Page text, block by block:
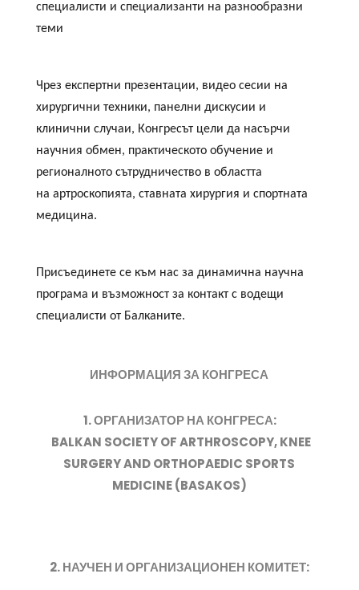
специалисти и специализанти на разнообразни
теми
Чрез експертни презентации, видео сесии на
хирургични техники, панелни дискусии и
клинични случаи, Конгресът цели да насърчи
научния обмен, практическото обучение и
регионалното сътрудничество в областта
на артроскопията, ставната хирургия и спортната
медицина.
Присъединете се към нас за динамична научна
програма и възможност за контакт с водещи
специалисти от Балканите.
ИНФОРМАЦИЯ ЗА КОНГРЕСА
1. ОРГАНИЗАТОР НА КОНГРЕСА:
BALKAN SOCIETY OF ARTHROSCOPY, KNEE
SURGERY AND ORTHOPAEDIC SPORTS
MEDICINE (BASAKOS)
2. НАУЧЕН И ОРГАНИЗАЦИОНЕН КОМИТЕТ: